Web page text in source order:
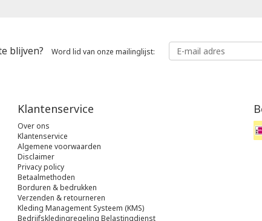
blijven? Word lid van onze mailinglijst:
Klantenservice
Over ons
Klantenservice
Algemene voorwaarden
Disclaimer
Privacy policy
Betaalmethoden
Borduren & bedrukken
Verzenden & retourneren
Kleding Management Systeem (KMS)
Bedrijfskledingregeling Belastingdienst